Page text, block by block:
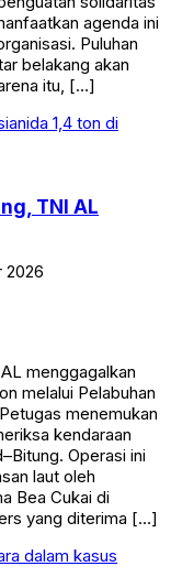
agenda ini
Puluhan
belakang akan
itu, […]
TNI AL
2026
menggagalkan
melalui Pelabuhan
menemukan
kendaraan
Operasi ini
laut oleh
Bea Cukai di
yang diterima […]